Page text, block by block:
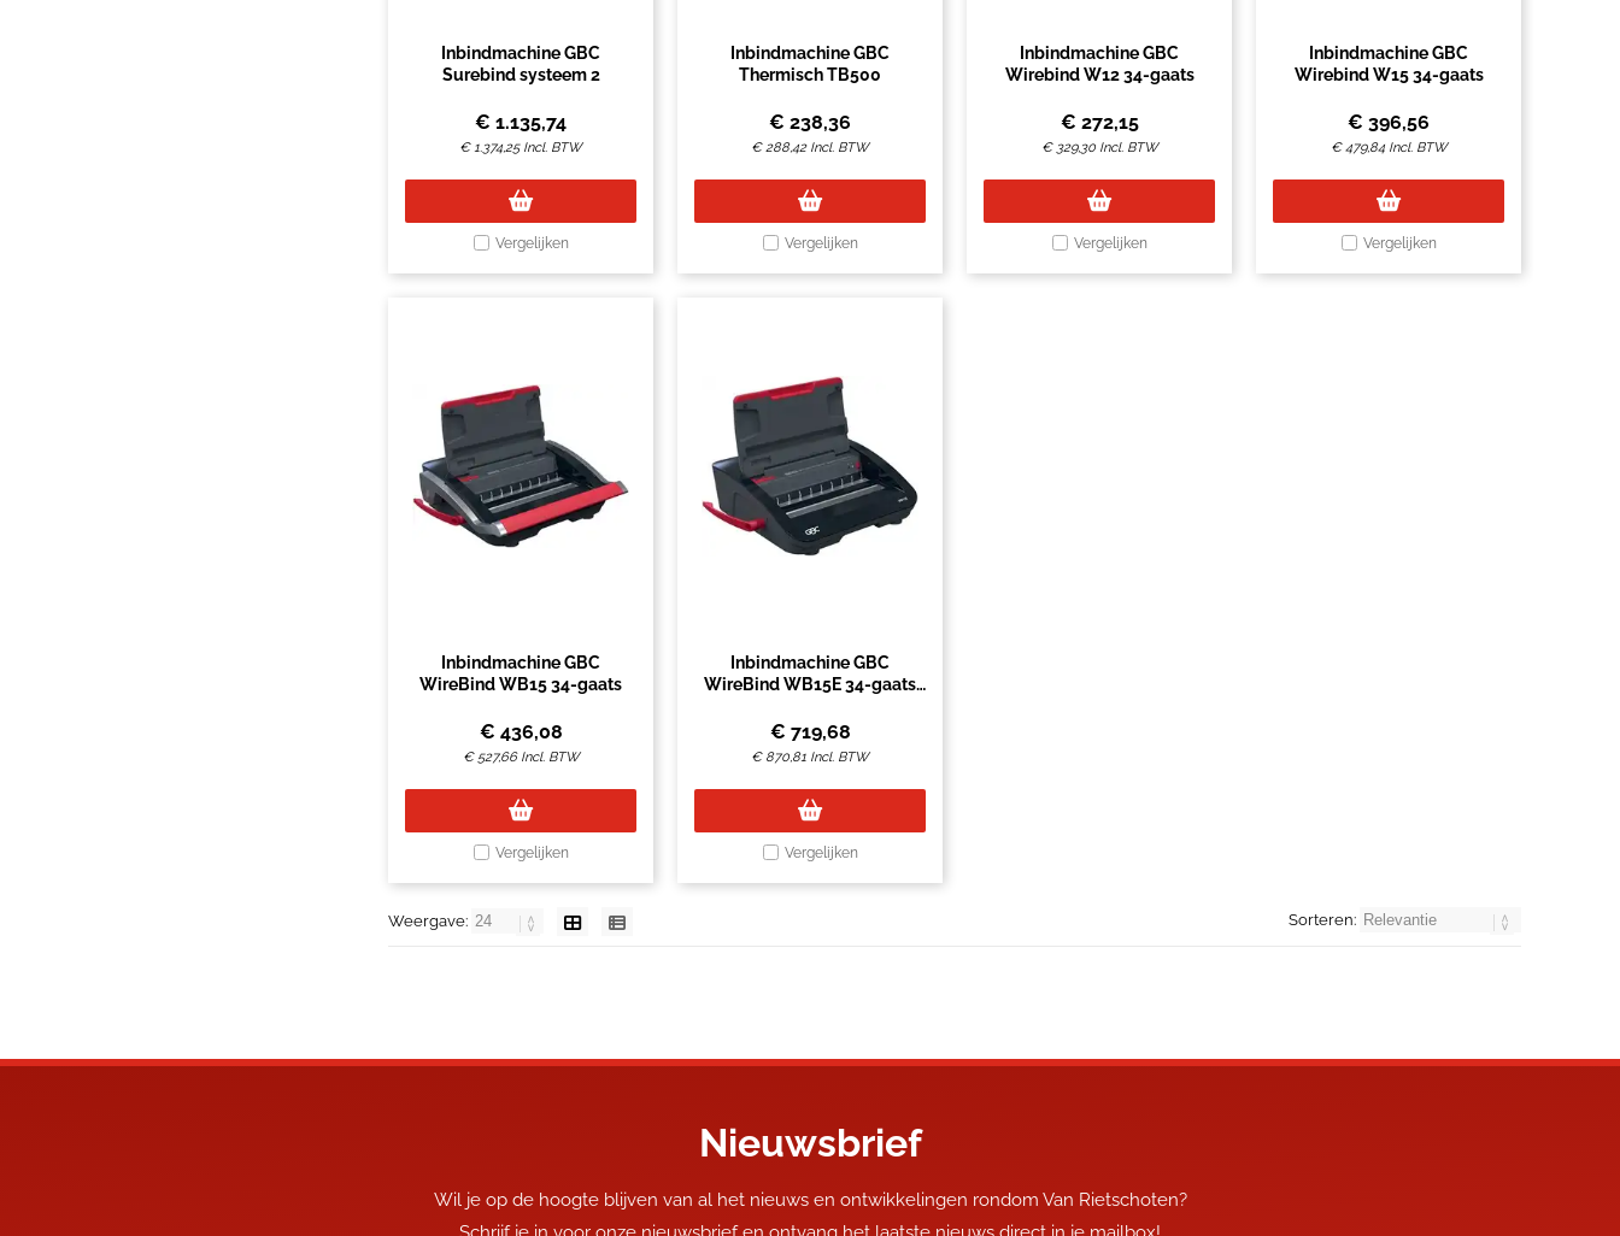
Inbindmachine GBC
Surebind systeem 2
€ 1.135,74
€1.374,25 Incl. BTW
Vergelijken
Inbindmachine GBC
Thermisch TB500
€ 238,36
€288,42 Incl. BTW
Vergelijken
Inbindmachine GBC
Wirebind W12 34-gaats
€ 272,15
€ 329,30 Incl. BTW
Vergelijken
Inbindmachine GBC
Wirebind W15 34-gaats
€ 396,56
€479,84 Incl. BTW
Vergelijken
Inbindmachine GBC
WireBind WB15 34-gaats
€ 436,08
€ 527,66 Incl. BTW
Vergelijken
Inbindmachine GBC
WireBind WB15E 34-gaats
€ 719,68
€ 870,81 Incl. BTW
Vergelijken
Weergave: Sorteren:
Nieuwsbrief
Wil je op de hoogte blijven van al het nieuws en ontwikkelingen rondom Van Rietschoten?